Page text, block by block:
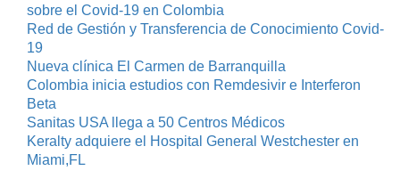
sobre el Covid-19 en Colombia
Red de Gestión y Transferencia de Conocimiento Covid-
19
Nueva clínica El Carmen de Barranquilla
Colombia inicia estudios con Remdesivir e Interferon
Beta
Sanitas USA llega a 50 Centros Médicos
Keralty adquiere el Hospital General Westchester en
Miami,FL